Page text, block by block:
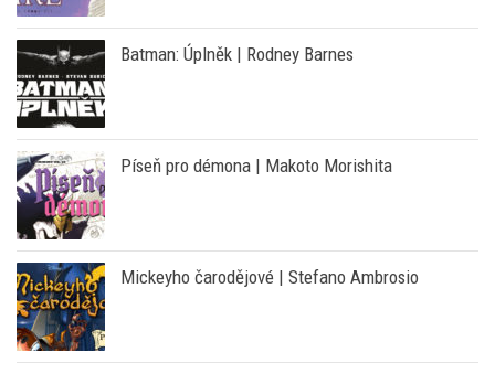
Batman: Úplněk | Rodney Barnes
Píseň pro démona | Makoto Morishita
Mickeyho čarodějové | Stefano Ambrosio